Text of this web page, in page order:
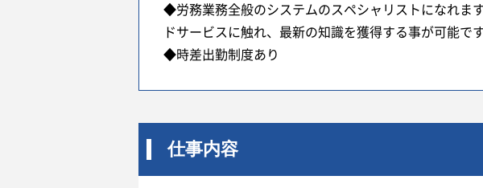
◆労務業務全般のシステムのスペシャリストになれま
ドサービスに触れ、最新の知識を獲得する事が可能です
◆時差出勤制度あり
仕事内容